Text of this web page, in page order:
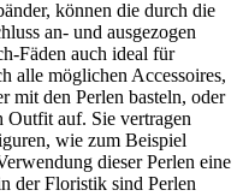
können die durch die
an- und ausgezogen
Fäden auch ideal für
alle möglichen Accessoires,
mit den Perlen basteln, oder
Outfit auf. Sie vertragen
wie zum Beispiel
dieser Perlen eine
der Floristik sind Perlen